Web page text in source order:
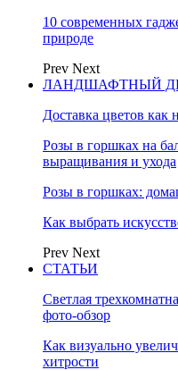
10 современных
природе
Prev Next
ЛАНДШАФТНЫЙ
Доставка цветов как
Розы в горшках на
выращивания и ухода
Розы в горшках:
Как выбрать
Prev Next
СТАТЬИ
Светлая
фото-обзор
Как визуально
хитрости